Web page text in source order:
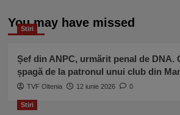
PNL,
fascism.
Bolojan
blochează
Guvernul
You may have missed
Stiri
Șef din ANPC, urmărit penal de DNA.
șpagă de la patronul unui club din
TVF Oltenia 12 iunie 2026 0
Stiri